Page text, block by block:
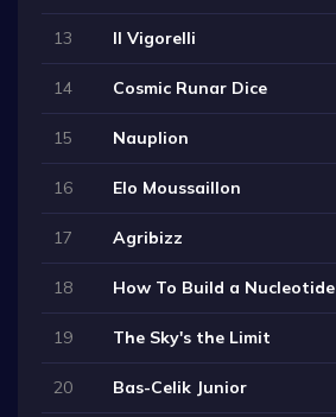
13 Il Vigorelli
14 Cosmic Runar Dice
15 Nauplion
16 Elo Moussaillon
17 Agribizz
18 How To Build a Nucleotide
19 The Sky's the Limit
20 Bas-Celik Junior